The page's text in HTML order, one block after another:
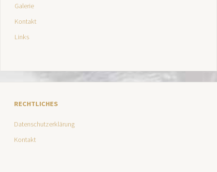
Galerie
Kontakt
Links
RECHTLICHES
Datenschutzerklärung
Kontakt